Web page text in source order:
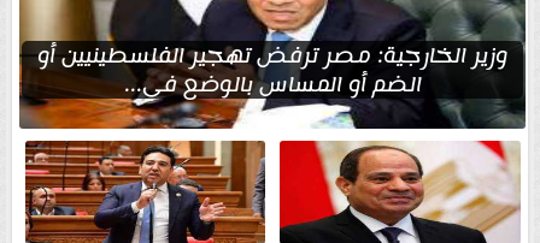
وزير الخارجية: مصر ترفض تهجير الفلسطينيين أو
الضم أو المساس بالوضع في...